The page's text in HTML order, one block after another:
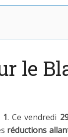
le
. Ce vendredi
réductions